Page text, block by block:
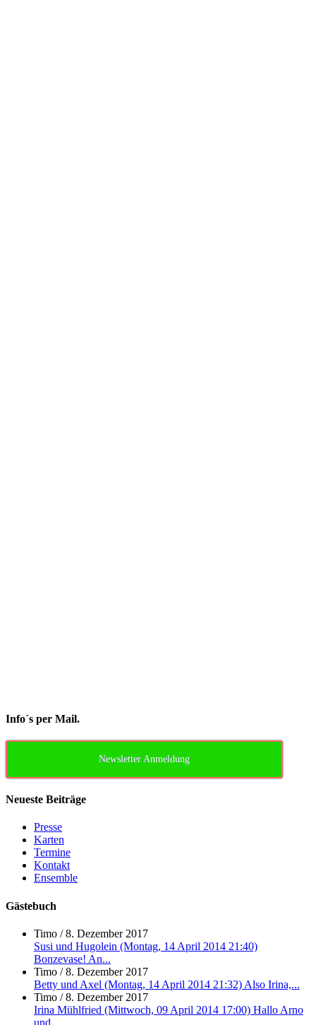
Info´s per Mail.
Newsletter Anmeldung
Neueste Beiträge
Presse
Karten
Termine
Kontakt
Ensemble
Gästebuch
Timo /8. Dezember 2017
Susi und Hugolein (Montag, 14 April 2014 21:40)
Bonzevase! An...
Timo /8. Dezember 2017
Betty und Axel (Montag, 14 April 2014 21:32) Also Irina,...
Timo /8. Dezember 2017
Irina Mühlfried (Mittwoch, 09 April 2014 17:00) Hallo Arno
und...